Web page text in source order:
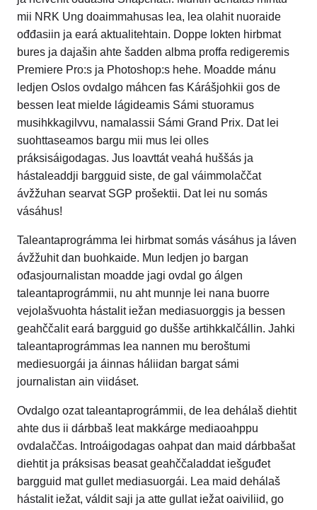
mii NRK Ung doaimmahusas lea, lea olahit nuoraide
ođđasiin ja eará aktualitehtain. Doppe lokten hirbmat
bures ja dajašin ahte šadden albma proffa redigeremis
Premiere Pro:s ja Photoshop:s hehe. Moadde mánu
ledjen Oslos ovdalgo máhcen fas Kárášjohkii gos de
bessen leat mielde lágideamis Sámi stuoramus
musihkkagilvvu, namalassii Sámi Grand Prix. Dat lei
suohttaseamos bargu mii mus lei olles
práksisáigodagas. Jus loavttát veahá huššás ja
hástaleaddji bargguid siste, de gal váimmolaččat
ávžžuhan searvat SGP prošektii. Dat lei nu somás
vásáhus!
Taleantaprográmma lei hirbmat somás vásáhus ja láven
ávžžuhit dan buohkaide. Mun ledjen jo bargan
ođasjournalistan moadde jagi ovdal go álgen
taleantaprográmmii, nu aht munnje lei nana buorre
vejolašvuohta hástalit iežan mediasuorggis ja bessen
geahččalit eará bargguid go dušše artihkkalčállin. Jahki
taleantaprográmmas lea nannen mu beroštumi
mediesuorgái ja áinnas háliidan bargat sámi
journalistan ain viidáset.
Ovdalgo ozat taleantaprográmmii, de lea dehálaš diehtit
ahte dus ii dárbbaš leat makkárge mediaoahppu
ovdalaččas. Introáigodagas oahpat dan maid dárbbašat
diehtit ja práksisas beasat geahččaladdat iešguđet
bargguid mat gullet mediasuorgái. Lea maid dehálaš
hástalit iežat, váldit saji ja atte gullat iežat oaiviliid, go